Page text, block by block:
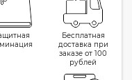
Бесплатная
доставка при
заказе от 100
рублей